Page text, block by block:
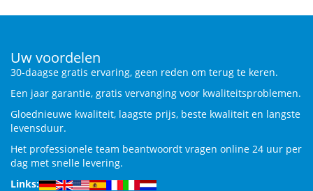
Uw voordelen
30-daagse gratis ervaring, geen reden om terug te keren.
Een jaar garantie, gratis vervanging voor kwaliteitsproblemen.
Gloednieuwe kwaliteit, laagste prijs, beste kwaliteit en langste
levensduur.
Het professionele team beantwoordt vragen online 24 uur per
dag met snelle levering.
Links: